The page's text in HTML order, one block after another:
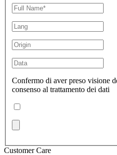
Confermo di aver preso visione
consenso al trattamento dei dati
Customer Care